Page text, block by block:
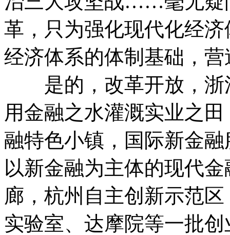
革，只为强化现代化经
经济体系的体制基础，
是的，改革开放，浙
用金融之水灌溉实业之
融特色小镇，国际新金
以新金融为主体的现代
廊，杭州自主创新示范
实验室、达摩院等一批